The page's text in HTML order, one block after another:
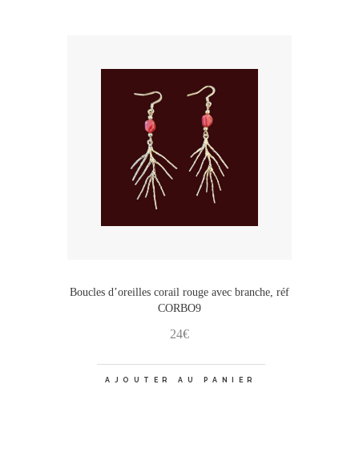
Boucles d’oreilles corail rouge avec branche, réf
CORBO9
24€
AJOUTER AU PANIER